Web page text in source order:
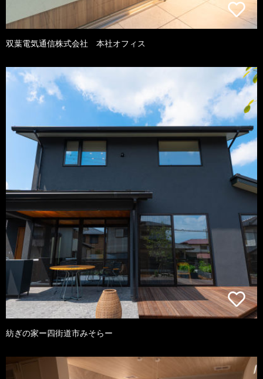
双葉電気通信株式会社 本社オフィス
紡ぎの家ー四街道市みそらー